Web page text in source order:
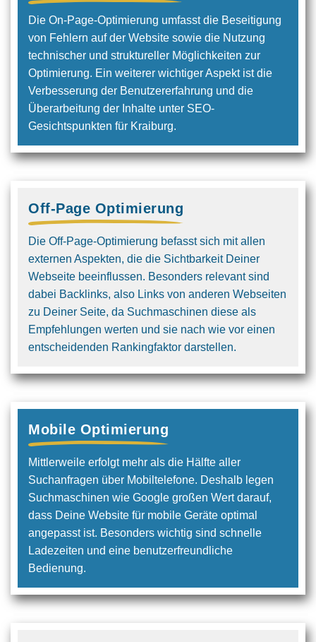
Die On-Page-Optimierung umfasst die Beseitigung
von Fehlern auf der Website sowie die Nutzung
technischer und struktureller Möglichkeiten zur
Optimier­ung. Ein weiterer wichtiger Aspekt ist die
Verbesserung der Benutzer­erfahrung und die
Überarbeitung der Inhalte unter SEO-
Gesichtspunkten für Kraiburg.
Off-Page Optimierung
Die Off-Page-Optimierung befasst sich mit allen
externen Aspekten, die die Sichtbarkeit Deiner
Webseite beeinflussen. Besonders relevant sind
dabei Backlinks, also Links von anderen Webseiten
zu Deiner Seite, da Suchmaschinen diese als
Empfehlungen werten und sie nach wie vor einen
entscheidenden Rankingfaktor darstellen.
Mobile Optimierung
Mittlerweile erfolgt mehr als die Hälfte aller
Suchanfragen über Mobiltelefone. Deshalb legen
Suchmaschinen wie Google großen Wert darauf,
dass Deine Website für mobile Geräte optimal
angepasst ist. Besonders wichtig sind schnelle
Ladezeiten und eine benutzerfreundliche
Bedienung.